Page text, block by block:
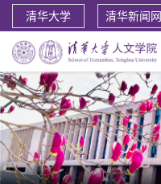
清华大学 清华新闻网